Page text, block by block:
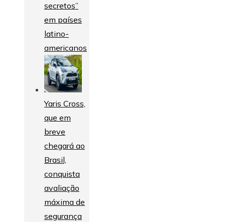
secretos”
em países
latino-
americanos
Yaris Cross,
que em
breve
chegará ao
Brasil,
conquista
avaliação
máxima de
segurança